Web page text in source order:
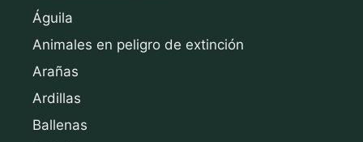
Águila
Animales en peligro de extinción
Arañas
Ardillas
Ballenas